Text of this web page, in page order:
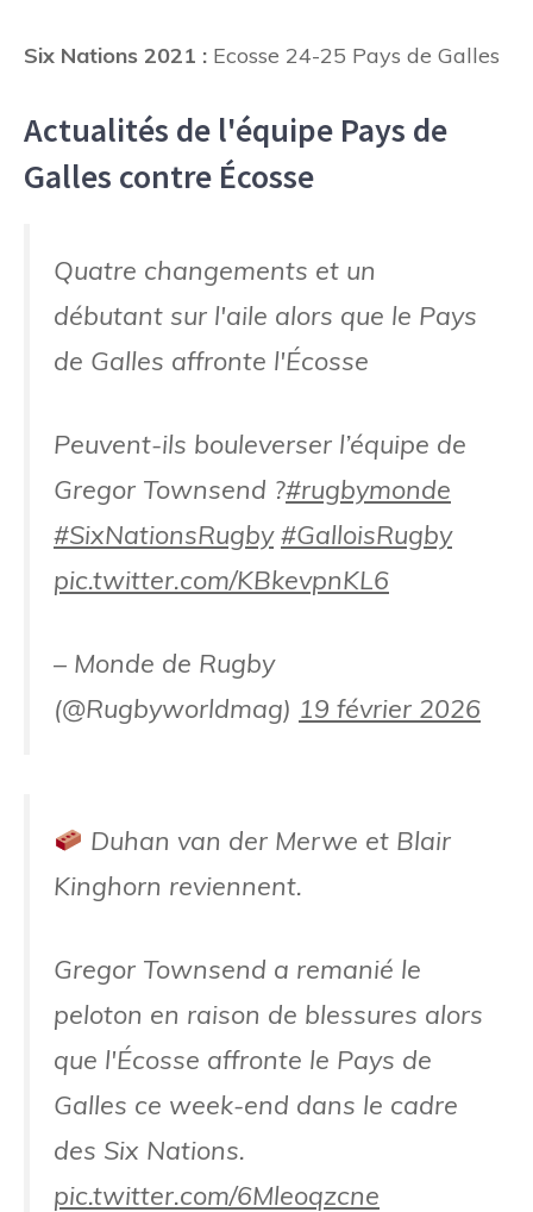
Six Nations 2021 : Ecosse 24-25 Pays de Galles
Actualités de l'équipe Pays de
Galles contre Écosse
Quatre changements et un
débutant sur l'aile alors que le Pays
de Galles affronte l'Écosse
Peuvent-ils bouleverser l’équipe de
Gregor Townsend ?#rugbymonde
#SixNationsRugby #GalloisRugby
pic.twitter.com/KBkevpnKL6
– Monde de Rugby
(@Rugbyworldmag) 19 février 2026
Duhan van der Merwe et Blair
Kinghorn reviennent.
Gregor Townsend a remanié le
peloton en raison de blessures alors
que l'Écosse affronte le Pays de
Galles ce week-end dans le cadre
des Six Nations.
pic.twitter.com/6Mleoqzcne